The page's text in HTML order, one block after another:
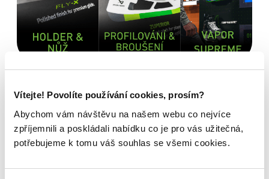
Vítejte! Povolíte používání cookies, prosím?
Abychom vám návštěvu na našem webu co nejvíce
zpříjemnili a poskládali nabídku co je pro vás užitečná,
potřebujeme k tomu váš souhlas se všemi cookies.
Brusle na míru?
Navštivte nás na
prodejně.
Laboratoř BAUER FitLab, navržená s důrazem na